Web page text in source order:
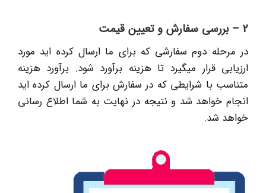
2 – بررسی سفارش و تعیین قیمت
در مرحله دوم سفارشی که برای ما ارسال کرده اید مورد
ارزیابی قرار میگیرد تا هزینه برآورد شود. برآورد هزینه
متناسب با شرایطی که در سفارش برای ما ارسال کرده اید
انجام خواهد شد و نتیجه در نهایت به شما اطلاع رسانی
خواهد شد.